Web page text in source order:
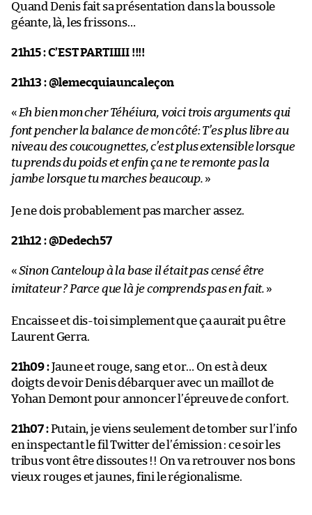
Quand Denis fait sa présentation dans la boussole
géante, là, les frissons…
21h15 :C’EST PARTIIIII !!!!
21h13 : @lemecquiauncaleçon
« Eh bien mon cher Téhéiura, voici trois arguments qui
font pencher la balance de mon côté: T’es plus libre au
niveau des coucougnettes, c’est plus extensible lorsque
tu prends du poids et enfin ça ne te remonte pas la
jambe lorsque tu marches beaucoup. »
Je ne dois probablement pas marcher assez.
21h12 : @Dedech57
«Sinon Canteloup à la base il était pas censé être
imitateur ? Parce que là je comprends pas en fait. »
Encaisse et dis-toi simplement que ça aurait pu être
Laurent Gerra.
21h09 :Jaune et rouge, sang et or… On est à deux
doigts de voir Denis débarquer avec un maillot de
Yohan Demont pour annoncer l’épreuve de confort.
21h07 :Putain, je viens seulement de tomber sur l’info
en inspectant le fil Twitter de l’émission : ce soir les
tribus vont être dissoutes !! On va retrouver nos bons
vieux rouges et jaunes, fini le régionalisme.